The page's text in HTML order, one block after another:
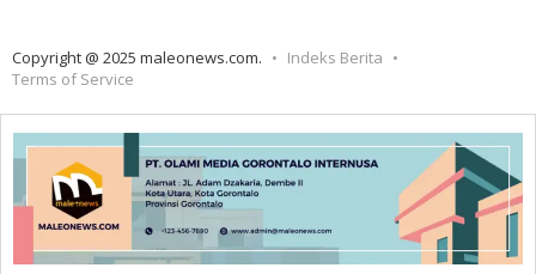
Copyright @ 2025 maleonews.com.
Indeks Berita
Terms of Service